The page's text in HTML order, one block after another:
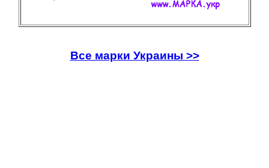
Все марки Украины >>